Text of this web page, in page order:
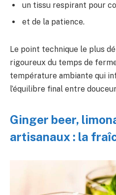
un tissu respirant pour
et de la patience.
Le point technique le plus
rigoureux du temps de
température ambiante qui
l’équilibre final entre
Ginger beer,
artisanaux : la